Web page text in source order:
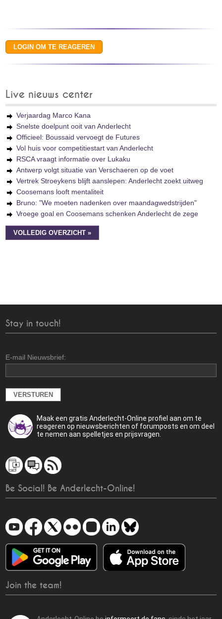
Live nieuws center
Verjaardag Marco Kana
Snelste doelpunt ooit van Anderlecht
Officieel: Boussaid vervoegt de Futures
Vol huis voor competitiestart van Anderlecht
RSCA vraagt informatie over Lukaku
Antwerp volgt situatie van Verschaeren op de voet
Vertrek Stroeykens blijft aanslepen: Anderlecht zoekt uitweg
Coosemans looft mentaliteit
Bruno: "We moeten nadenken over maandagwedstrijden"
Vroege goal en Coosemans schenken Anderlecht de zege
VOLLEDIG OVERZICHT »
Stay in touch!
E-mail Nieuwsbrief:
Maak een gratis Anderlecht-Online profiel aan om te
reageren op nieuwsberichten of forumposts en om deel
te nemen aan spelletjes en prijsvragen.
Be Social! Be Anderlecht-Online!
Join the team!